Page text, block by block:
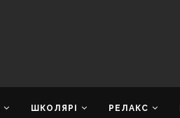
ШКОЛЯРІ РЕЛАКС